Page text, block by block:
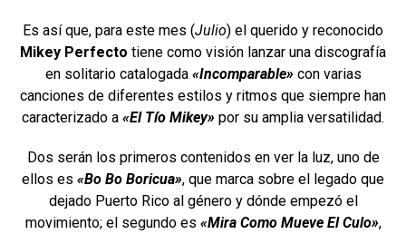
Es así que, para este mes (Julio) el querido y reconocido
Mikey Perfecto tiene como visión lanzar una discografía
en solitario catalogada «Incomparable»con varias
canciones de diferentes estilos y ritmos que siempre han
caracterizado a «El Tío Mikey» por su amplia versatilidad.
Dos serán los primeros contenidos en ver la luz, uno de
ellos es «Bo Bo Boricua», que marca sobre el legado que
dejado Puerto Rico al género y dónde empezó el
movimiento; el segundo es «Mira Como Mueve El Culo»,